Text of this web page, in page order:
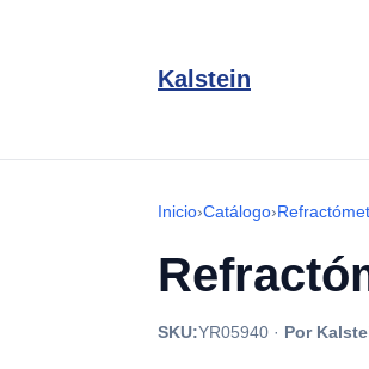
Kalstein
Inicio›Catálogo›
SKU:YR05940 · Por